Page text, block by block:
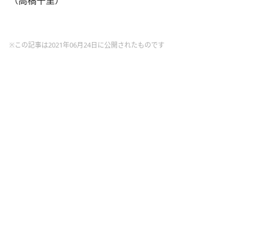
※この記事は2021年06月24日に公開されたものです